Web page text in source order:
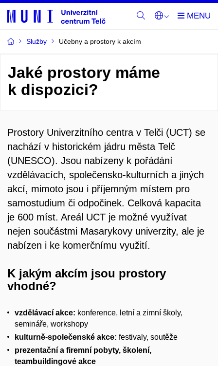
Služby Učebny a prostory k akcím
Jaké prostory máme
k dispozici?
Prostory Univerzitního centra v Telči (UCT) se
nachází v historickém jádru města Telč
(UNESCO). Jsou nabízeny k pořádání
vzdělávacích, společensko-kulturních a jiných
akcí, mimoto jsou i příjemným místem pro
samostudium či odpočinek. Celková kapacita
je 600 míst. Areál UCT je možné využívat
nejen součástmi Masarykovy univerzity, ale je
nabízen i ke komerčnímu využití.
K jakým akcím jsou prostory
vhodné?
vzdělávací akce: konference, letní a zimní školy,
semináře, workshopy
kulturně-společenské akce: festivaly, soutěže
prezentační a firemní pobyty, školení,
teambuildingové akce